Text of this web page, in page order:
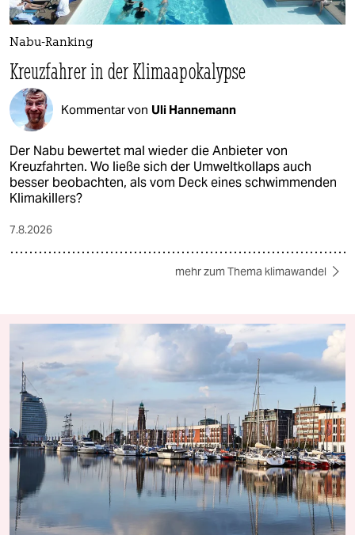
Nabu-Ranking
Kreuzfahrer in der Klimaapokalypse
Kommentar von Uli Hannemann
Der Nabu bewertet mal wieder die Anbieter von
Kreuzfahrten. Wo ließe sich der Umweltkollaps auch
besser beobachten, als vom Deck eines schwimmenden
Klimakillers?
7.8.2026
mehr zum Thema klimawandel